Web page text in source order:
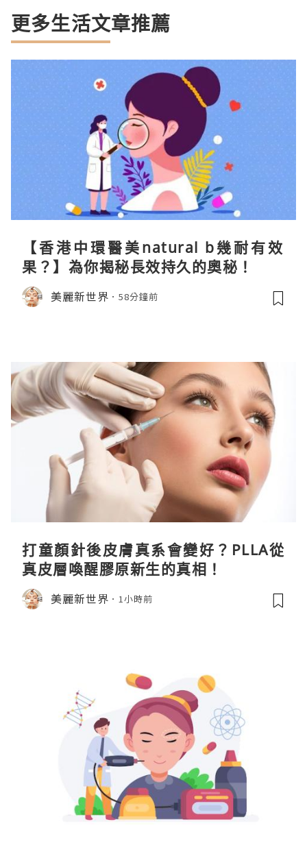
更多生活文章推薦
【香港中環醫美natural b幾耐有效
果？】為你揭秘長效持久的奧秘！
美麗新世界 58分鐘前
打童顏針後皮膚真系會變好？PLLA從
真皮層喚醒膠原新生的真相！
美麗新世界 1小時前